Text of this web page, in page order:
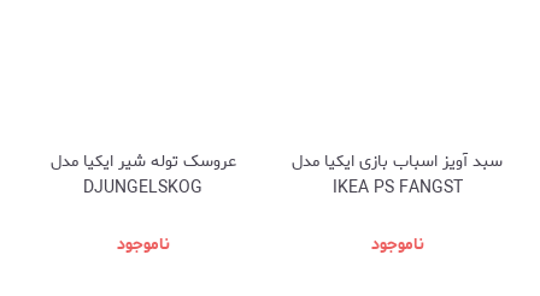
سبد آویز اسباب بازی ایکیا مدل
IKEA PS FANGST
ناموجود
عروسک توله شیر ایکیا مدل
DJUNGELSKOG
ناموجود